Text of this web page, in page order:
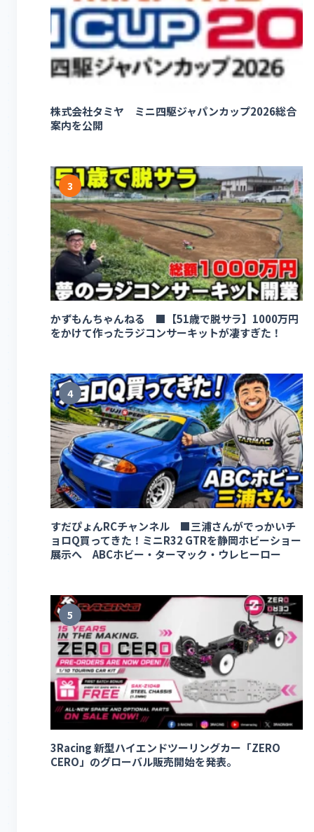
株式会社タミヤ ミニ四駆ジャパンカップ2026総合
案内を公開
3
かずもんちゃんねる ■【51歳で脱サラ】1000万円
をかけて作ったラジコンサーキットが凄すぎた！
4
すだぴょんRCチャンネル ■三浦さんがでっかいチ
ョロQ買ってきた！ミニR32 GTRを静岡ホビーショー
展示へ ABCホビー・ターマック・ウレヒーロー
5
3Racing 新型ハイエンドツーリングカー「ZERO
CERO」のグローバル販売開始を発表。